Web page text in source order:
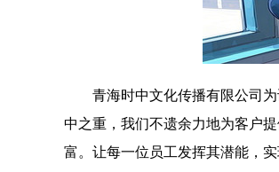
青海时中文化传播有限公司
中之重，我们不遗余力地为客户
富。让每一位员工发挥其潜能，